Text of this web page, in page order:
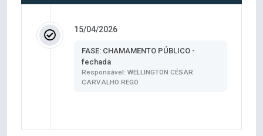
15/04/2026
FASE: CHAMAMENTO PÚBLICO -
fechada
Responsável: WELLINGTON CÉSAR
CARVALHO REGO